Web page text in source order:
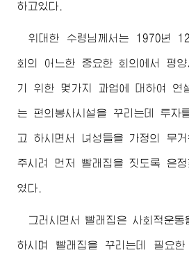
하고있다.
위대한 수령님께서 는 1970년
회의 어느한 중요한 회의에서 평양
기 위한 몇가지 과업에 대하여 연
는 편의봉사시설을 꾸리는데 투자
고 하시면서 녀성들을 가정의 무
주시려 먼저 빨래집을 짓도록 은정
였다.
그러시면서 빨래집은 사회적운
하시며 빨래집을 꾸리는데 필요